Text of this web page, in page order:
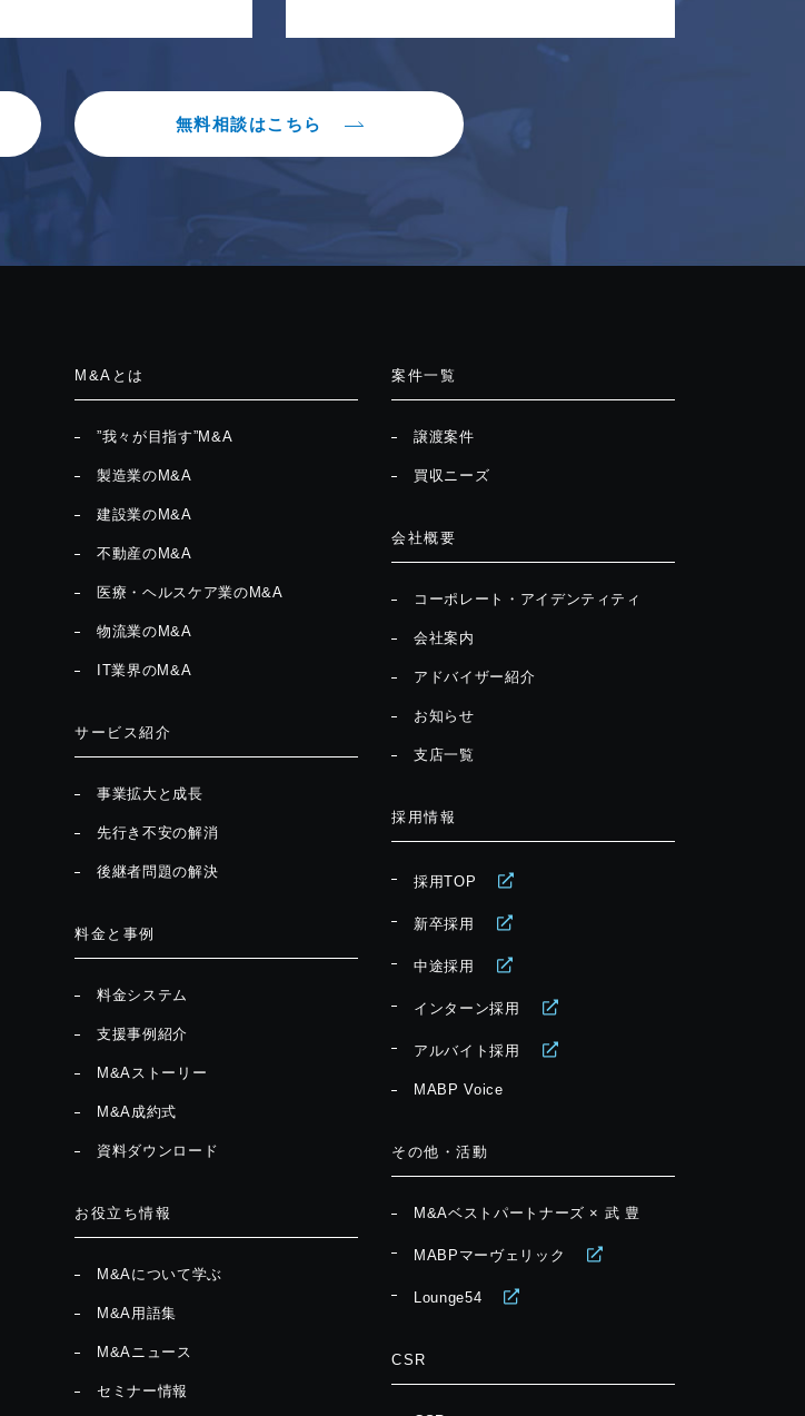
無料相談はこちら
M&Aとは
”我々が目指す”M&A
製造業のM&A
建設業のM&A
不動産のM&A
医療・ヘルスケア業のM&A
物流業のM&A
IT業界のM&A
サービス紹介
事業拡大と成長
先行き不安の解消
後継者問題の解決
料金と事例
料金システム
支援事例紹介
M&Aストーリー
M&A成約式
資料ダウンロード
お役立ち情報
M&Aについて学ぶ
M&A用語集
M&Aニュース
セミナー情報
案件一覧
譲渡案件
買収ニーズ
会社概要
コーポレート・アイデンティティ
会社案内
アドバイザー紹介
お知らせ
支店一覧
採用情報
採用TOP
新卒採用
中途採用
インターン採用
アルバイト採用
MABP Voice
その他・活動
M&Aベストパートナーズ × 武 豊
MABPマーヴェリック
Lounge54
CSR